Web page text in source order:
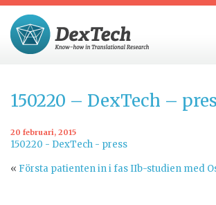
150220 – DexTech –
20 februari, 2015
150220 - DexTech - press
« Första patienten in i fas IIb-studien med